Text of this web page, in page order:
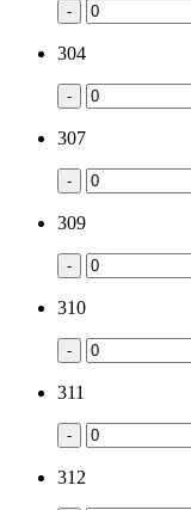
-
304
-
307
-
309
-
310
-
311
-
312